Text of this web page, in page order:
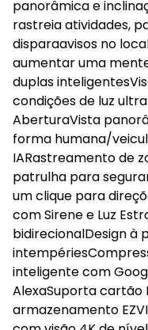
panorâmica e
rastreia atividades,
disparaavisos no
aumentar uma
duplas
condições de luz
AberturaVista
forma humana/
IARastreamento de
patrulha para
um clique para
com Sirene e Luz
bidirecionalDesign à
inteligente com
AlexaSuporta cartão
armazenamento